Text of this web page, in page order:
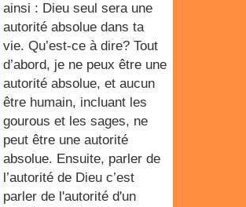
ainsi : Dieu seul sera une
autorité absolue dans ta
vie. Qu’est-ce à dire? Tout
d’abord, je ne peux être une
autorité absolue, et aucun
être humain, incluant les
gourous et les sages, ne
peut être une autorité
absolue. Ensuite, parler de
l’autorité de Dieu c’est
parler de l'autorité d'un